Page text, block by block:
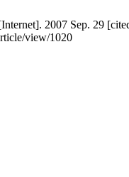
2007 Sep. 29
view/1020